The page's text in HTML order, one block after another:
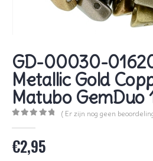
GD-00030-
Metallic Gold
Matubo GemDuo
( Er zijn nog geen
€2,95